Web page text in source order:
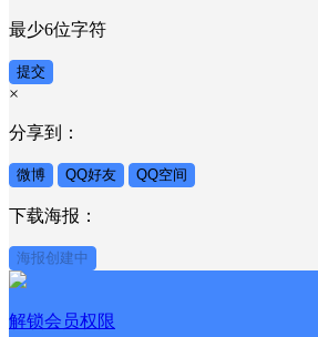
最少6位字符
提交
×
分享到：
微博 QQ好友 QQ空间
下载海报：
海报创建中
解锁会员权限